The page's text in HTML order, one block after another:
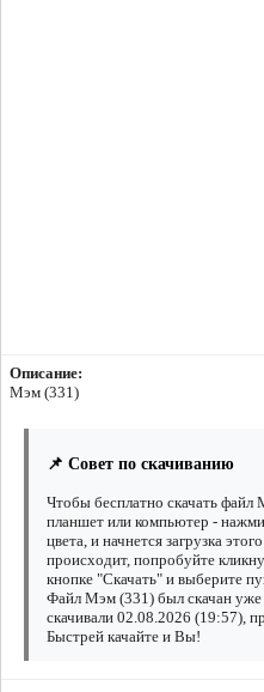
Описание:
Мэм (331)
📌 Совет по скачиванию
Чтобы бесплатно скачать
планшет или компьютер -
цвета, и начнется загрузка
происходит, попробуйте
кнопке "Скачать" и выберите
Файл Мэм (331) был скачан уже
скачивали 02.08.2026 (19:57),
Быстрей качайте и Вы!